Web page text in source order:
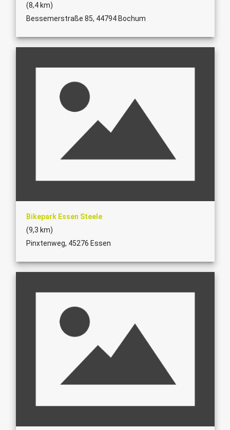
(8,4 km)
Bessemerstraße 85, 44794 Bochum
Bikepark Essen Steele
(9,3 km)
Pinxtenweg, 45276 Essen